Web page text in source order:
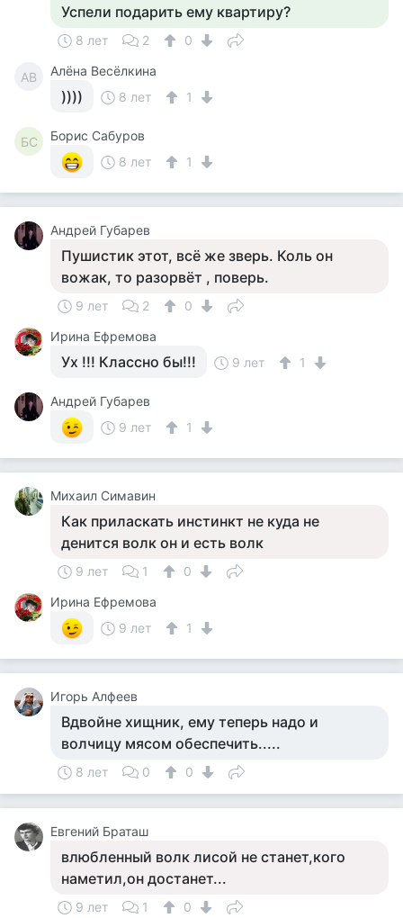
Успели подарить ему квартиру?
8 лет 2 0
АВ Алёна Весёлкина
)))) 8 лет 1
БС
Борис Сабуров
8 лет
1
Андрей Губарев
Пушистик этот, всё же зверь. Коль он
вожак, то разорвёт , поверь.
9 лет 2
0
Ирина Ефремова
Ух !!! Классно бы!!! 9 лет 1
Андрей Губарев
9 лет
1
Михаил Симавин
Как приласкать инстинкт не куда не
денится волк он и есть волк
9 лет 1
0
Ирина Ефремова
9 лет
1
Игорь Алфеев
Вдвойне хищник, ему теперь надо и
волчицу мясом обеспечить.....
8 лет 0 0
Евгений Браташ
влюбленный волк лисой не станет,кого
наметил,он достанет...
9 лет 1
0